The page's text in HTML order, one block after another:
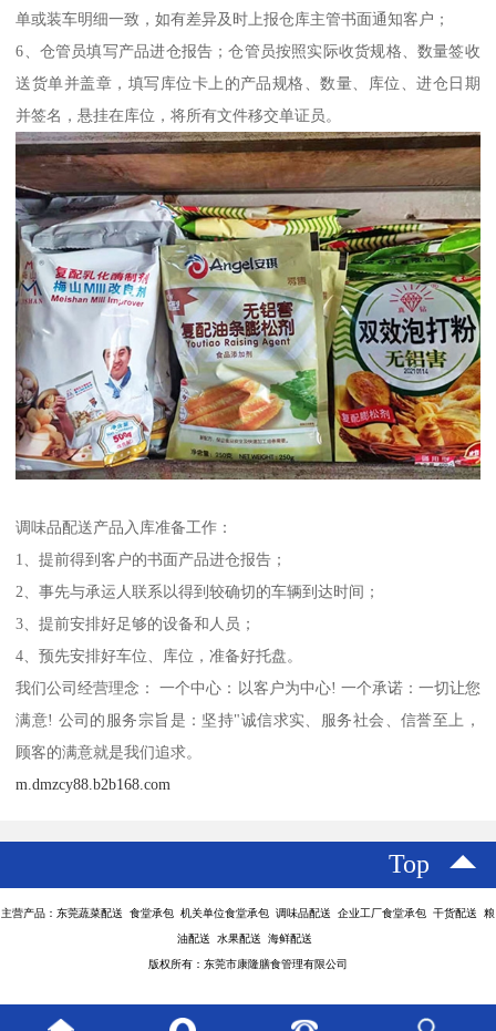
单或装车明细一致，如有差异及时上报仓库主管书面通知客户；
6、仓管员填写产品进仓报告；仓管员按照实际收货规格、数量签收
送货单并盖章，填写库位卡上的产品规格、数量、库位、进仓日期
并签名，悬挂在库位，将所有文件移交单证员。
调味品配送产品入库准备工作：
1、提前得到客户的书面产品进仓报告；
2、事先与承运人联系以得到较确切的车辆到达时间；
3、提前安排好足够的设备和人员；
4、预先安排好车位、库位，准备好托盘。
我们公司经营理念： 一个中心：以客户为中心! 一个承诺：一切让您
满意! 公司的服务宗旨是：坚持"诚信求实、服务社会、信誉至上，
顾客的满意就是我们追求。
m.dmzcy88.b2b168.com
Top
主营产品：东莞蔬菜配送 食堂承包 机关单位食堂承包 调味品配送 企业工厂食堂承包 干货配送 粮
油配送 水果配送 海鲜配送
版权所有：东莞市康隆膳食管理有限公司